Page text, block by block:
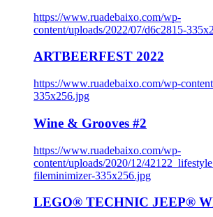
https://www.ruadebaixo.com/wp-
content/uploads/2022/07/d6c2815-
ARTBEERFEST 2022
https://www.ruadebaixo.com/wp-
335x256.jpg
Wine & Grooves #2
https://www.ruadebaixo.com/wp-
content/uploads/2020/12/
fileminimizer-335x256.jpg
LEGO® TECHNIC JEEP®